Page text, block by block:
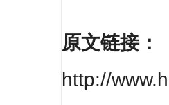
原文链接：
http://